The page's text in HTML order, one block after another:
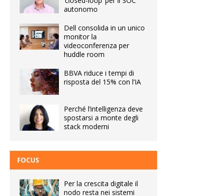
autonomo
Dell consolida in un unico
monitor la
videoconferenza per
huddle room
BBVA riduce i tempi di
risposta del 15% con l’IA
Perché l’intelligenza deve
spostarsi a monte degli
stack moderni
FOCUS
Per la crescita digitale il
nodo resta nei sistemi